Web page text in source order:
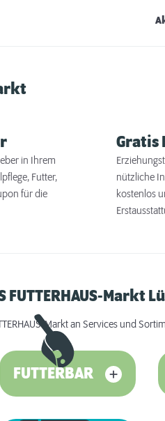
in Ihrem
Futter,
für die
Gratis
nützliche
kostenlos
Markt
Markt an Services und
FUTTERBAR